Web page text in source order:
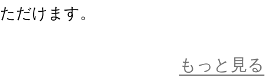
ただけます。
※画像はイメージです。実際の商品
もっと見る